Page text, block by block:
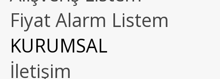
Fiyat Alarm Listem
KURUMSAL
İletişim